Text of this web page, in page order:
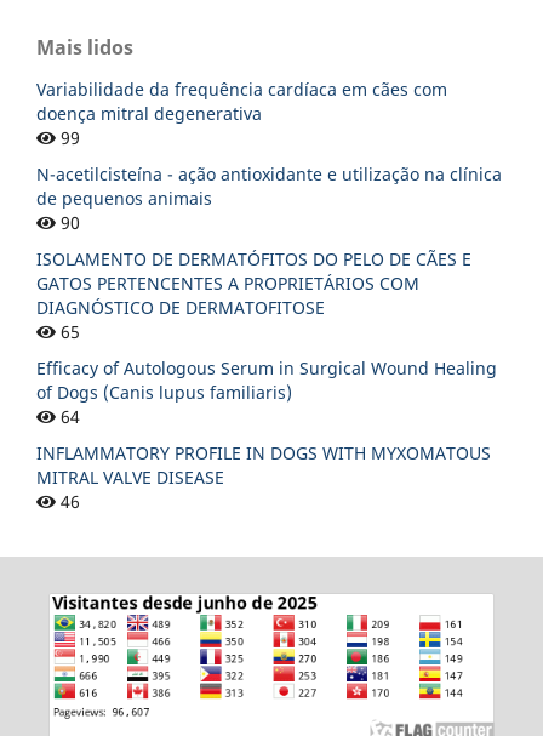
Mais lidos
Variabilidade da frequência cardíaca em cães com
doença mitral degenerativa
99
N-acetilcisteína - ação antioxidante e utilização na clínica
de pequenos animais
90
ISOLAMENTO DE DERMATÓFITOS DO PELO DE CÃES E
GATOS PERTENCENTES A PROPRIETÁRIOS COM
DIAGNÓSTICO DE DERMATOFITOSE
65
Efficacy of Autologous Serum in Surgical Wound Healing
of Dogs (Canis lupus familiaris)
64
INFLAMMATORY PROFILE IN DOGS WITH MYXOMATOUS
MITRAL VALVE DISEASE
46